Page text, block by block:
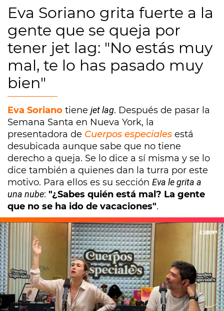
Eva Soriano grita fuerte a la
gente que se queja por
tener jet lag: "No estás muy
mal, te lo has pasado muy
bien"
Eva Soriano tiene jet lag. Después de pasar la
Semana Santa en Nueva York, la
presentadora de Cuerpos especiales está
desubicada aunque sabe que no tiene
derecho a queja. Se lo dice a sí misma y se lo
dice también a quienes dan la turra por este
motivo. Para ellos es su sección Eva le grita a
una nube: "¿Sabes quién está mal? La gente
que no se ha ido de vacaciones".